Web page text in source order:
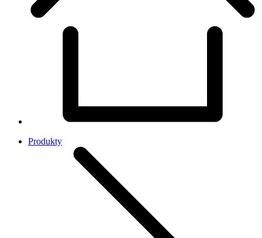
Produkty